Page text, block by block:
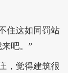
住这如同罚站
吧。”
，觉得建筑很